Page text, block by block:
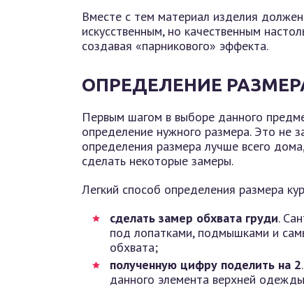
Вместе с тем материал изделия
искусственным, но качественным
создавая «парникового» эффекта.
ОПРЕДЕЛЕНИЕ
Первым шагом в выборе данного
определение нужного размера. Это не
определения размера лучше всего
сделать некоторые замеры.
Легкий способ определения размера
сделать замер обхвата груди.
под лопатками, подмышками и
обхвата;
полученную цифру поделить на 2
данного элемента верхней